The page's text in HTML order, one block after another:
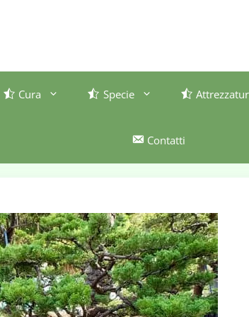
Cura Specie
Contatti